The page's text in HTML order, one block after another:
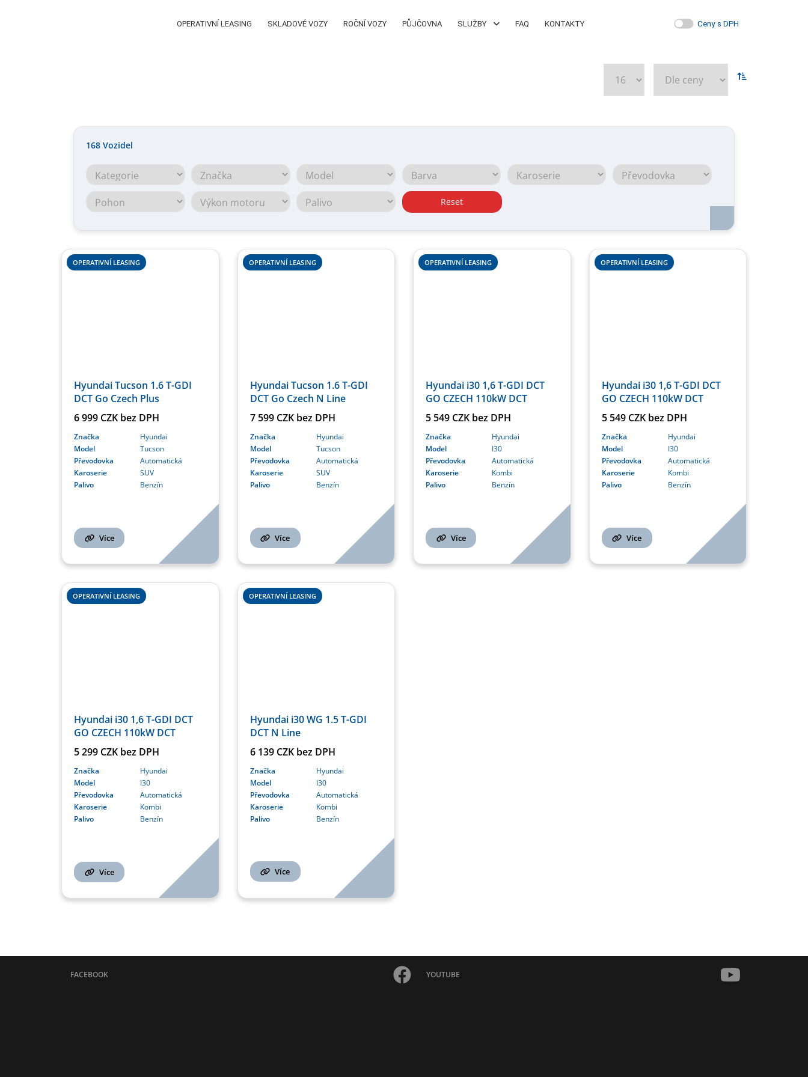
OPERATIVNÍ LEASING SKLADOVÉ VOZY ROČNÍ VOZY PŮJČOVNA SLUŽBY FAQ KONTAKTY Ceny s DPH
168 Vozidel
Reset
OPERATIVNÍ LEASING
Hyundai Tucson 1.6 T-GDI
DCT Go Czech Plus
6 999 CZK bez DPH
Značka
Hyundai
Model
Tucson
Převodovka
Automatická
Karoserie
SUV
Palivo
Benzín
Více
OPERATIVNÍ LEASING
Hyundai Tucson 1.6 T-GDI
DCT Go Czech N Line
7 599 CZK bez DPH
Značka
Hyundai
Model
Tucson
Převodovka
Automatická
Karoserie
SUV
Palivo
Benzín
Více
OPERATIVNÍ LEASING
Hyundai i30 1,6 T-GDI DCT
GO CZECH 110kW DCT
5 549 CZK bez DPH
Značka
Hyundai
Model
I30
Převodovka
Automatická
Karoserie
Kombi
Palivo
Benzín
Více
OPERATIVNÍ LEASING
Hyundai i30 1,6 T-GDI DCT
GO CZECH 110kW DCT
5 549 CZK bez DPH
Značka
Hyundai
Model
I30
Převodovka
Automatická
Karoserie
Kombi
Palivo
Benzín
Více
OPERATIVNÍ LEASING
Hyundai i30 1,6 T-GDI DCT
GO CZECH 110kW DCT
5 299 CZK bez DPH
Značka
Hyundai
Model
I30
Převodovka
Automatická
Karoserie
Kombi
Palivo
Benzín
Více
OPERATIVNÍ LEASING
Hyundai i30 WG 1.5 T-GDI
DCT N Line
6 139 CZK bez DPH
Značka
Hyundai
Model
I30
Převodovka
Automatická
Karoserie
Kombi
Palivo
Benzín
Více
FACEBOOK YOUTUBE